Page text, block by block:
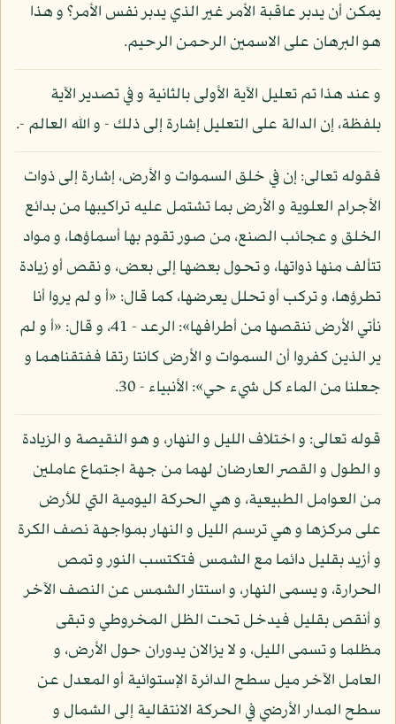
يمكن أن يدبر عاقبة الأمر غير الذي يدبر نفس الأمر؟ و هذا
هو البرهان على الاسمين الرحمن الرحيم.
و عند هذا تم تعليل الآية الأولى بالثانية و في تصدير الآية
بلفظة، إن الدالة على التعليل إشارة إلى ذلك - و الله العالم -.
فقوله تعالى: إن في خلق السموات و الأرض، إشارة إلى ذوات
الأجرام العلوية و الأرض بما تشتمل عليه تراكيبها من بدائع
الخلق و عجائب الصنع، من صور تقوم بها أسماؤها، و مواد
تتألف منها ذواتها، و تحول بعضها إلى بعض، و نقص أو زيادة
تطرؤها، و تركب أو تحلل يعرضها، كما قال: «أ و لم يروا أنا
نأتي الأرض ننقصها من أطرافها»: الرعد - 41، و قال: «أ و لم
ير الذين كفروا أن السموات و الأرض كانتا رتقا ففتقناهما و
جعلنا من الماء كل شيء حي»: الأنبياء - 30.
قوله تعالى: و اختلاف الليل و النهار، و هو النقيصة و الزيادة
و الطول و القصر العارضان لهما من جهة اجتماع عاملين
من العوامل الطبيعية، و هي الحركة اليومية التي للأرض
على مركزها و هي ترسم الليل و النهار بمواجهة نصف الكرة
و أزيد بقليل دائما مع الشمس فتكتسب النور و تمص
الحرارة، و يسمى النهار، و استتار الشمس عن النصف الآخر
و أنقص بقليل فيدخل تحت الظل المخروطي و تبقى
مظلما و تسمى الليل، و لا يزالان يدوران حول الأرض، و
العامل الآخر ميل سطح الدائرة الإستوائية أو المعدل عن
سطح المدار الأرضي في الحركة الانتقالية إلى الشمال و